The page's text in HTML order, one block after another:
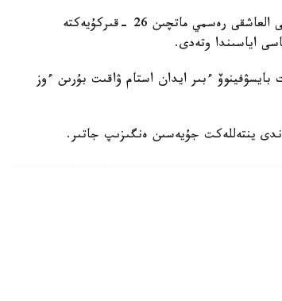
دجون ۆانت سحيپ جەتەكشىلىك ەتەتىن قازاقستان ۇلتتىق قۇراماسى العاشقى رەسمي ماتچىن 26 -قىركۇيەكتە
اياسىندا وتەدى.
ءبىر ايدان استام ۋاقىت بۇرىن ءوز
ينتەللەكت جۇيەسىن ەنگىزىپ جاتىر.